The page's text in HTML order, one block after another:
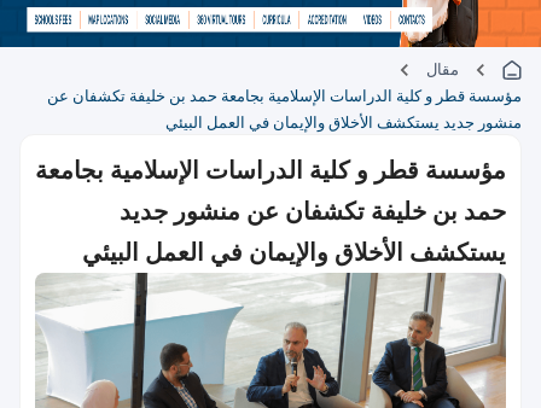
مقال
مؤسسة قطر و كلية الدراسات الإسلامية بجامعة حمد بن خليفة تكشفان عن
منشور جديد يستكشف الأخلاق والإيمان في العمل البيئي
مؤسسة قطر و كلية الدراسات الإسلامية بجامعة
حمد بن خليفة تكشفان عن منشور جديد
يستكشف الأخلاق والإيمان في العمل البيئي